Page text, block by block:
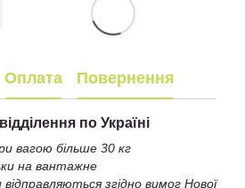
Оплата Повернення
по Україні
вагою більше 30 кг
на вантажне
відправляються згідно вимог Нової